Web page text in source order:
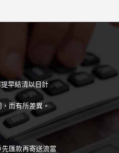
早結清以日計
而有所差異。
匯款再寄送流當